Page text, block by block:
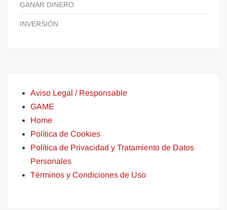
GANAR DINERO
INVERSIÓN
Aviso Legal / Responsable
GAME
Home
Política de Cookies
Política de Privacidad y Tratamiento de Datos
Personales
Términos y Condiciones de Uso